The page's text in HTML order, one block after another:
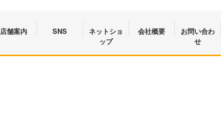
店舗案内 SNS
ネットショ
ップ
会社概要
お問い合わ
せ